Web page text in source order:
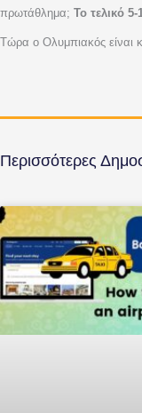
πρωτάθλημα; Το τελικό 5-
Τώρα ο Ολυμπιακός
Περισσότερες